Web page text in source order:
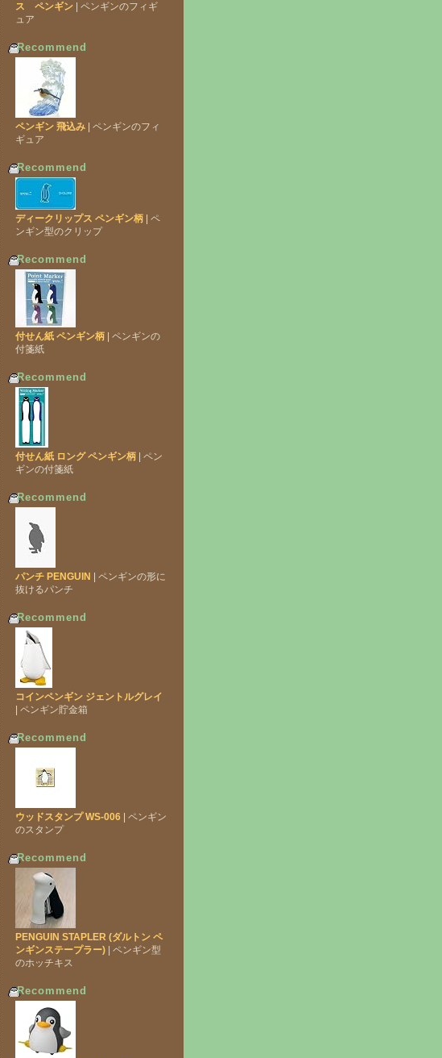
ス ペンギン | ペンギンのフィギ
ュア
Recommend
ペンギン 飛込み | ペンギンのフィ
ギュア
Recommend
ディークリップス ペンギン柄 | ペ
ンギン型のクリップ
Recommend
付せん紙 ペンギン柄 | ペンギンの
付箋紙
Recommend
付せん紙 ロング ペンギン柄 | ペン
ギンの付箋紙
Recommend
パンチ PENGUIN
| ペンギンの形に
抜けるパンチ
Recommend
コインペンギン ジェントルグレイ
| ペンギン貯金箱
Recommend
ウッドスタンプ WS-006 | ペンギン
のスタンプ
Recommend
PENGUIN STAPLER (ダルトン ペ
ンギンステープラー) | ペンギン型
のホッチキス
Recommend